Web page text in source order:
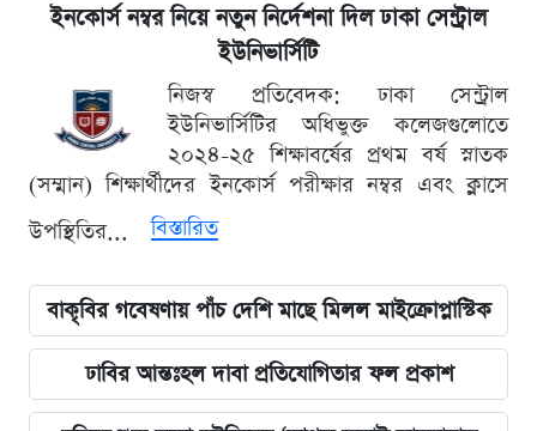
ইনকোর্স নম্বর নিয়ে নতুন নির্দেশনা দিল ঢাকা সেন্ট্রাল
ইউনিভার্সিটি
নিজস্ব প্রতিবেদক: ঢাকা সেন্ট্রাল
ইউনিভার্সিটির অধিভুক্ত কলেজগুলোতে
২০২৪-২৫ শিক্ষাবর্ষের প্রথম বর্ষ স্নাতক
(সম্মান) শিক্ষার্থীদের ইনকোর্স পরীক্ষার নম্বর এবং ক্লাসে
উপস্থিতির...
বিস্তারিত
বাকৃবির গবেষণায় পাঁচ দেশি মাছে মিলল মাইক্রোপ্লাস্টিক
ঢাবির আন্তঃহল দাবা প্রতিযোগিতার ফল প্রকাশ